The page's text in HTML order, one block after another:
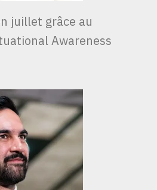
juillet grâce au
Awareness